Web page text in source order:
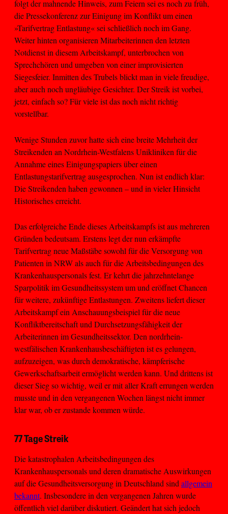
folgt der mahnende Hinweis, zum Feiern sei es noch zu früh,
die Pressekonferenz zur Einigung im Konflikt um einen
»Tarifvertrag Entlastung« sei schließlich noch im Gang.
Weiter hinten organisieren Mitarbeiterinnen den letzten
Notdienst in diesem Arbeitskampf, unterbrochen von
Sprechchören und umgeben von einer improvisierten
Siegesfeier. Inmitten des Trubels blickt man in viele freudige,
aber auch noch ungläubige Gesichter. Der Streik ist vorbei,
jetzt, einfach so? Für viele ist das noch nicht richtig
vorstellbar.
Wenige Stunden zuvor hatte sich eine breite Mehrheit der
Streikenden an Nordrhein-Westfalens Unikliniken für die
Annahme eines Einigungspapiers über einen
Entlastungstarifvertrag ausgesprochen. Nun ist endlich klar:
Die Streikenden haben gewonnen – und in vieler Hinsicht
Historisches erreicht.
Das erfolgreiche Ende dieses Arbeitskampfs ist aus mehreren
Gründen bedeutsam. Erstens legt der nun erkämpfte
Tarifvertrag neue Maßstäbe sowohl für die Versorgung von
Patienten in NRW als auch für die Arbeitsbedingungen des
Krankenhauspersonals fest. Er kehrt die jahrzehntelange
Sparpolitik im Gesundheitssystem um und eröffnet Chancen
für weitere, zukünftige Entlastungen. Zweitens liefert dieser
Arbeitskampf ein Anschauungsbeispiel für die neue
Konfliktbereitschaft und Durchsetzungsfähigkeit der
Arbeiterinnen im Gesundheitssektor. Den nordrhein-
westfälischen Krankenhausbeschäftigten ist es gelungen,
aufzuzeigen, was durch demokratische, kämpferische
Gewerkschaftsarbeit ermöglicht werden kann. Und drittens ist
dieser Sieg so wichtig, weil er mit aller Kraft errungen werden
musste und in den vergangenen Wochen längst nicht immer
klar war, ob er zustande kommen würde.
77 Tage Streik
Die katastrophalen Arbeitsbedingungen des
Krankenhauspersonals und deren dramatische Auswirkungen
auf die Gesundheitsversorgung in Deutschland sind allgemein
bekannt. Insbesondere in den vergangenen Jahren wurde
öffentlich viel darüber diskutiert. Geändert hat sich jedoch